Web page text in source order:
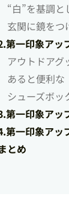
“白”を基調と
玄関に鏡をつ
第一印象ア
アウトドアグ
あると便利な
シューズボッ
第一印象アッ
第一印象アッ
とめ